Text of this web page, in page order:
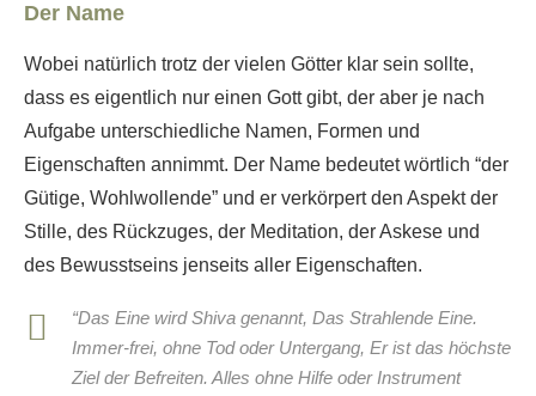
Der Name
Wobei natürlich trotz der vielen Götter klar sein sollte,
dass es eigentlich nur einen Gott gibt, der aber je nach
Aufgabe unterschiedliche Namen, Formen und
Eigenschaften annimmt. Der Name bedeutet wörtlich “der
Gütige, Wohlwollende” und er verkörpert den Aspekt der
Stille, des Rückzuges, der Meditation, der Askese und
des Bewusstseins jenseits aller Eigenschaften.
“Das Eine wird Shiva genannt, Das Strahlende Eine.
Immer-frei, ohne Tod oder Untergang, Er ist das höchste
Ziel der Befreiten. Alles ohne Hilfe oder Instrument